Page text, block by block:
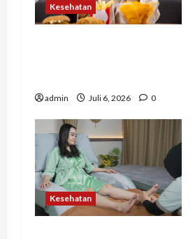
Kesehatan
admin Juli 6, 2026 0
Kesehatan